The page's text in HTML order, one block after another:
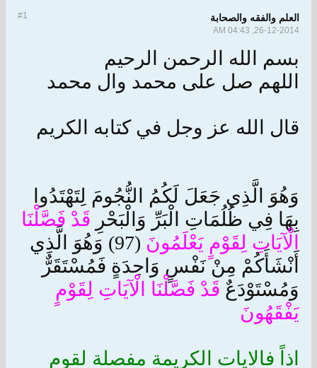
#1 العلم والفقه والصحابة
26-12-2014, 04:43 AM
بسم الله الرحمن الرحيم
اللهم صل على محمد وال محمد
قال الله عز وجل في كتابه الكريم
وَهُوَ الَّذِي جَعَلَ لَكُمُ النُّجُومَ لِتَهْتَدُوا
بِهَا فِي ظُلُمَاتِ الْبَرِّ وَالْبَحْرِ قَدْ فَصَّلْنَا
الْآيَاتِ لِقَوْمٍ يَعْلَمُونَ
(97) وَهُوَ الَّذِي
أَنْشَأَكُمْ مِنْ نَفْسٍ وَاحِدَةٍ فَمُسْتَقَرٌّ
وَمُسْتَوْدَعٌ قَدْ فَصَّلْنَا الْآيَاتِ لِقَوْمٍ
يَفْقَهُونَ
اذاً فالايات الكريمة مفصلة لقوم